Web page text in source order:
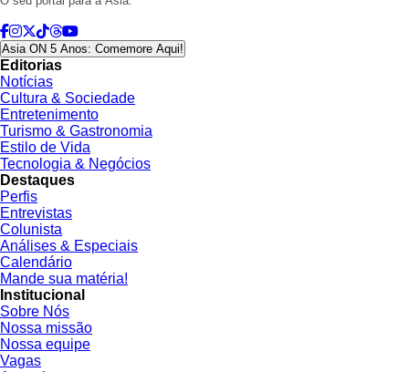
Asia ON 5 Anos: Comemore Aqui!
Editorias
Notícias
Cultura & Sociedade
Entretenimento
Turismo & Gastronomia
Estilo de Vida
Tecnologia & Negócios
Destaques
Perfis
Entrevistas
Colunista
Análises & Especiais
Calendário
Mande sua matéria!
Institucional
Sobre Nós
Nossa missão
Nossa equipe
Vagas